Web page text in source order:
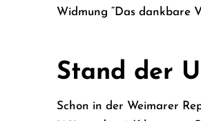
Widmung “Das dankbare
Stand der
Schon in der Weimarer